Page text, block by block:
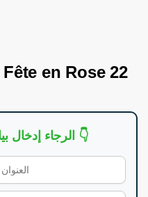
en Rose 22
👇 الرجاء إدخال بياناتك لتأكيد الطلب 👇